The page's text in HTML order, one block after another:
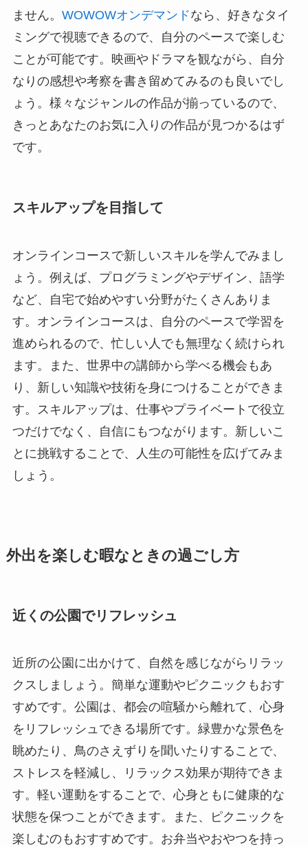
ません。 WOWOWオンデマンドなら、好きなタイ
ミングで視聴できるので、自分のペースで楽しむ
ことが可能です。映画やドラマを観ながら、自分
なりの感想や考察を書き留めてみるのも良いでし
ょう。様々なジャンルの作品が揃っているので、
きっとあなたのお気に入りの作品が見つかるはず
です。
スキルアップを目指して
オンラインコースで新しいスキルを学んでみまし
ょう。例えば、プログラミングやデザイン、語学
など、自宅で始めやすい分野がたくさんありま
す。オンラインコースは、自分のペースで学習を
進められるので、忙しい人でも無理なく続けられ
ます。また、世界中の講師から学べる機会もあ
り、新しい知識や技術を身につけることができま
す。スキルアップは、仕事やプライベートで役立
つだけでなく、自信にもつながります。新しいこ
とに挑戦することで、人生の可能性を広げてみま
しょう。
外出を楽しむ暇なときの過ごし方
近くの公園でリフレッシュ
近所の公園に出かけて、自然を感じながらリラッ
クスしましょう。簡単な運動やピクニックもおす
すめです。公園は、都会の喧騒から離れて、心身
をリフレッシュできる場所です。緑豊かな景色を
眺めたり、鳥のさえずりを聞いたりすることで、
ストレスを軽減し、リラックス効果が期待できま
す。軽い運動をすることで、心身ともに健康的な
状態を保つことができます。また、ピクニックを
楽しむのもおすすめです。お弁当やおやつを持っ